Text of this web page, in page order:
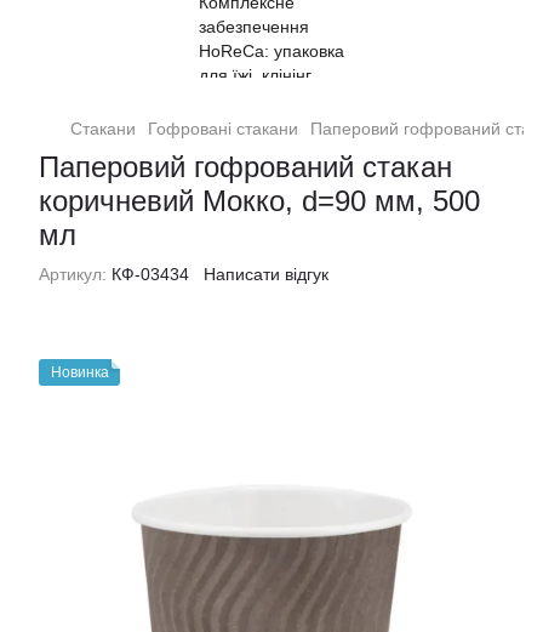
Стакани Гофровані стакани Паперовий гофрований
Паперовий гофрований стакан
коричневий Мокко, d=90 мм, 500
мл
Артикул: КФ-03434 Написати відгук
Новинка